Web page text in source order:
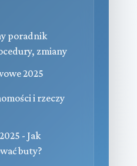
poradnik
zmiany
2025
i rzeczy
- Jak
buty?